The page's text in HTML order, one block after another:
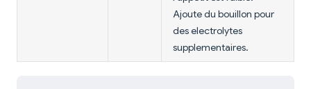
Ajoute du bouillon pour
des electrolytes
supplementaires.